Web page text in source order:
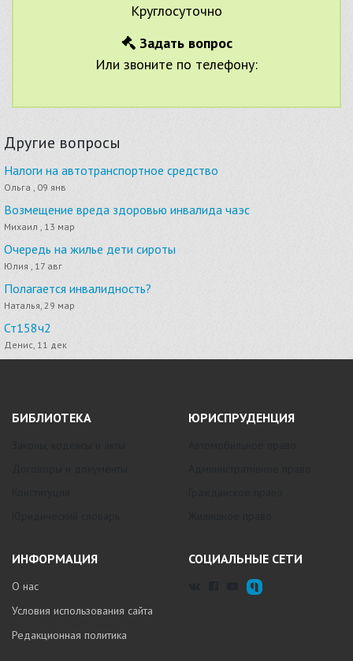
Круглосуточно
Задать вопрос
Или звоните по телефону:
Другие вопросы
Налоги на автотранспортное средство
Ольга , 09 янв
Возмещение вреда здоровью инвалида чаэс
Михаил , 13 мар
Очередь на жилье дети сироты
Юлия , 17 авг
Полагается инвалидность?
Наталья, 29 мар
Ст158ч2
Денис, 11 дек
БИБЛИОТЕКА ЮРИСПРУДЕНЦИЯ
ИНФОРМАЦИЯ
О нас
Условия использования сайта
Редакционная политика
СОЦИАЛЬНЫЕ СЕТИ